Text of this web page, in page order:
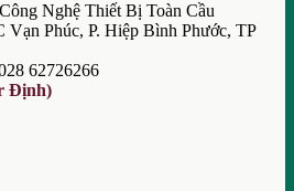
Nghệ Thiết Bị Toàn Cầu
Phúc, P. Hiệp Bình Phước, TP
62726266
Định)